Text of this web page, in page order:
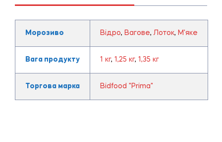
Морозиво Відро, Вагове,Лоток, М'яке
Вага продукту 1 кг, 1,25 кг, 1,35 кг
Торгова марка Bidfood "Prima"